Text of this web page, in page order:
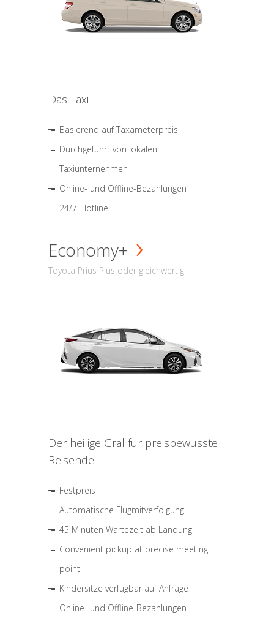
Das Taxi
Basierend auf Taxameterpreis
Durchgeführt von lokalen
Taxiunternehmen
Online- und Offline-Bezahlungen
24/7-Hotline
Economy+
Toyota Prius Plus oder gleichwertig
Der heilige Gral für preisbewusste
Reisende
Festpreis
Automatische Flugmitverfolgung
45 Minuten Wartezeit ab Landung
Convenient pickup at precise meeting
point
Kindersitze verfügbar auf Anfrage
Online- und Offline-Bezahlungen